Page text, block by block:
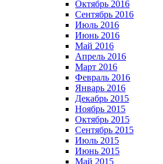
Октябрь 2016
Сентябрь 2016
Июль 2016
Июнь 2016
Май 2016
Апрель 2016
Март 2016
Февраль 2016
Январь 2016
Декабрь 2015
Ноябрь 2015
Октябрь 2015
Сентябрь 2015
Июль 2015
Июнь 2015
Май 2015